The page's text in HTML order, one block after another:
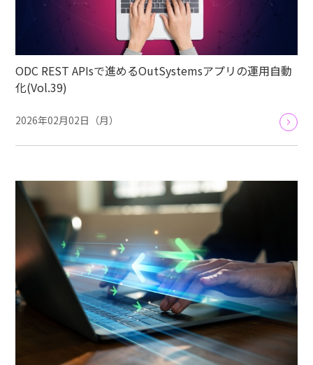
ODC REST APIsで進めるOutSystemsアプリの運用自動
化(Vol.39)
2026年02月02日（月）